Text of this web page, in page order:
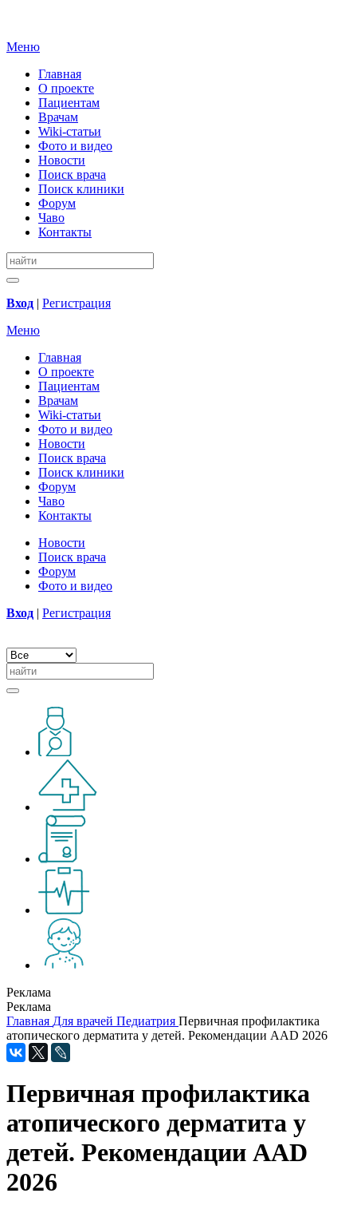
Меню
Главная
О проекте
Пациентам
Врачам
Wiki-статьи
Фото и видео
Новости
Поиск врача
Поиск клиники
Форум
Чаво
Контакты
Вход | Регистрация
Меню
Главная
О проекте
Пациентам
Врачам
Wiki-статьи
Фото и видео
Новости
Поиск врача
Поиск клиники
Форум
Чаво
Контакты
Новости
Поиск врача
Форум
Фото и видео
Вход | Регистрация
Реклама
Реклама
Главная Для врачей Педиатрия Первичная профилактика
атопического дерматита у детей. Рекомендации AAD 2026
Первичная профилактика
атопического дерматита у
детей. Рекомендации AAD
2026